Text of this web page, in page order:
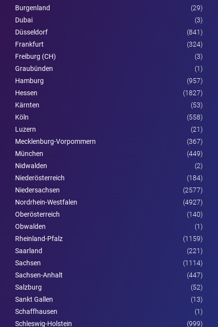
Burgen­land
(29)
Dubai
(3)
Düsseldorf
(841)
Frankfurt
(324)
Freiburg (CH)
(3)
Graubünden
(1)
Hamburg
(957)
Hessen
(1827)
Kärnten
(53)
Köln
(558)
Luzern
(21)
Mecklenburg-Vorpommern
(367)
München
(449)
Nidwalden
(2)
Nieder­österreich
(184)
Niedersachsen
(2577)
Nordrhein-Westfalen
(4927)
Ober­österreich
(140)
Obwalden
(1)
Rheinland-Pfalz
(1159)
Saarland
(221)
Sachsen
(1114)
Sachsen-Anhalt
(447)
Salzburg
(52)
Sankt Gallen
(13)
Schaffhausen
(1)
Schleswig-Holstein
(999)